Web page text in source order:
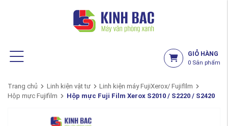
GIỎ HÀNG
0 Sản phẩm
Trang chủ Linh kiện vật tư
Linh kiện máy FujiXerox/ FujifIlm
Hộp mực Fujifilm
Hộp mực Fuji Film Xerox S2010 / S2220 / S2420